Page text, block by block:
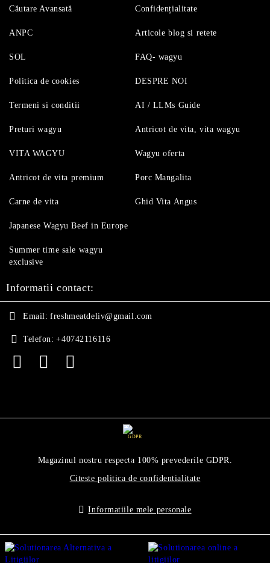
Căutare Avansată Confidențialitate
ANPC
SOL
Politica de cookies
Termeni si conditii
Articole blog si retete
FAQ- wagyu
DESPRE NOI
AI / LLMs Guide
Preturi wagyu
VITA WAGYU
Antricot de vita premium
Carne de vita
Antricot de vita, vita wagyu
Wagyu oferta
Porc Mangalita
Ghid Vita Angus
Japanese Wagyu Beef in Europe
Summer time sale wagyu
exclusive
Informatii contact:
Email: freshmeatdeliv@gmail.com
Telefon: +40742116116
GDPR
Magazinul nostru respecta 100% prevederile GDPR.
Citeste politica de confidentialitate
Informatiile mele personale